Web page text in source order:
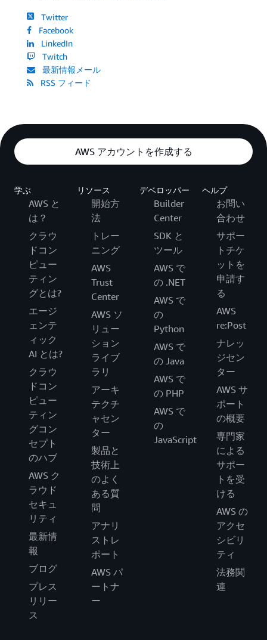
Twitter
Facebook
LinkedIn
Twitch
最新情報メール
RSS フィード
AWS アカウントを作成する
学ぶ
AWS と
は？
クラウ
ドコン
ピュー
ティン
グとは?
エージ
ェンテ
ィック
AI とは?
クラウ
ドコン
ピュー
ティン
グコン
セプト
のハブ
AWS ク
ラウド
セキュ
リティ
最新情
報
ブログ
プレス
リリー
ス
リソース
開始方
法
トレー
ニング
AWS
Trust
Center
AWS ソ
リュー
ション
ライブ
ラリ
アーキ
テクチ
ャセン
ター
製品と
技術上
のよく
ある質
問
アナリ
ストレ
ポート
AWS パ
ートナ
ー
デベロッパー
Builder
Center
SDK と
ツール
AWS で
の .NET
AWS で
の
Python
AWS で
の Java
AWS で
の PHP
AWS で
の
JavaScript
ヘルプ
お問い
合わせ
サポー
トチケ
ットを
申請す
る
AWS
re:Post
ナレッ
ジセン
ター
AWS サ
ポート
の概要
専門家
による
サポー
トを受
ける
AWS の
アクセ
シビリ
ティ
法務関
連